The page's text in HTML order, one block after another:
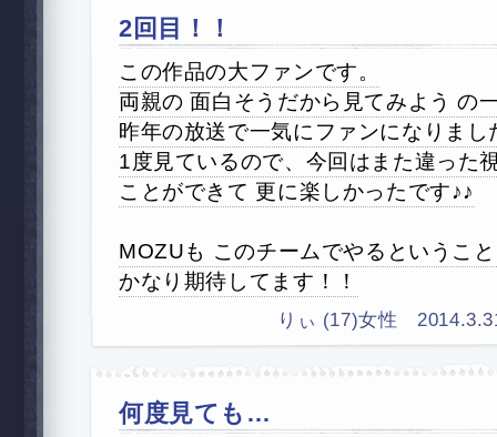
2回目！！
この作品の大ファンです。
両親の 面白そうだから見てみよう の
昨年の放送で一気にファンになりまし
1度見ているので、今回はまた違った
ことができて 更に楽しかったです♪♪
MOZUも このチームでやるというこ
かなり期待してます！！
りぃ (17)女性
何度見ても…